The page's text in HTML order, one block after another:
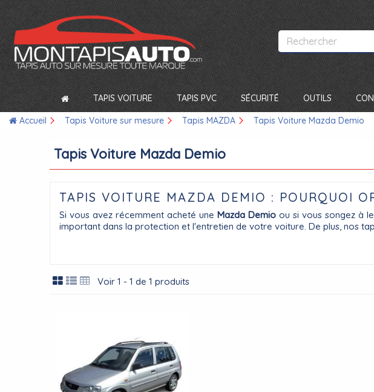
TAPIS VOITURE TAPIS PVC SÉCURITÉ OUTILS
Accueil Tapis Voiture sur mesure Tapis MAZDA Tapis Voiture Mazda Demio
Tapis Voiture Mazda Demio
TAPIS VOITURE MAZDA DEMIO : POURQUOI
Si vous avez récemment acheté une Mazda Demioou si vous songez à
important dans la protection et l'entretien de votre voiture. De plus, nos
Voir 1 - 1 de 1 produits